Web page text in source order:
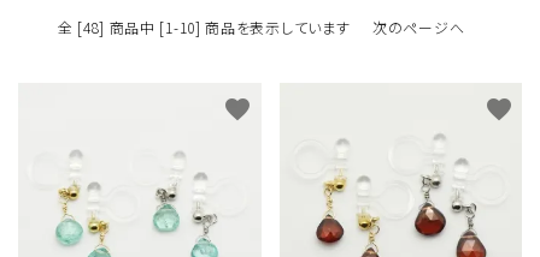
全 [48] 商品中 [1-10] 商品を表示しています
次のページへ
favorite favorite